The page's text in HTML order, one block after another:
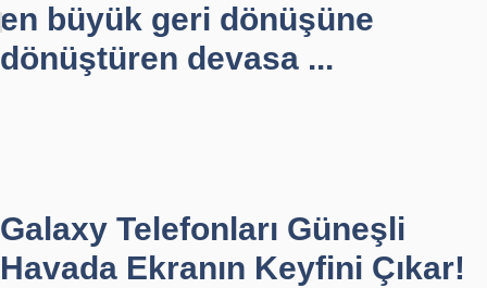
en büyük geri dönüşüne
dönüştüren devasa ...
Galaxy Telefonları Güneşli
Havada Ekranın Keyfini Çıkar!